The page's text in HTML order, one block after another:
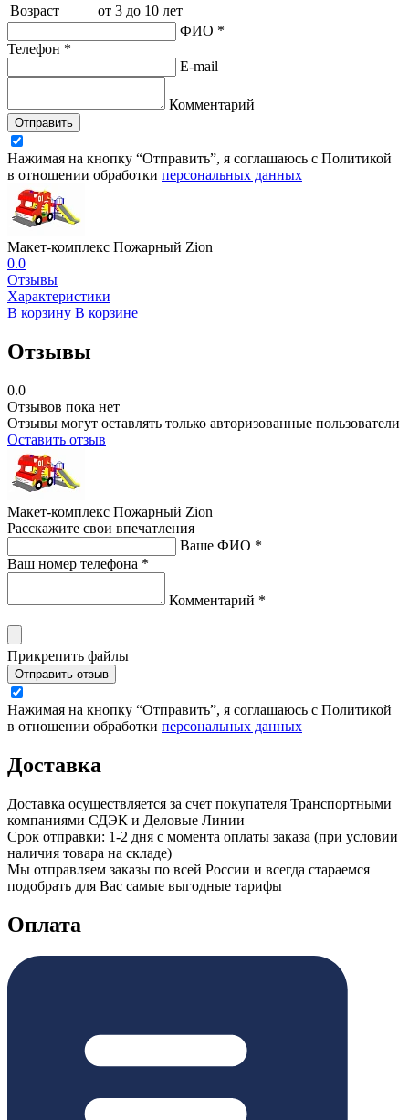
Возраст
от 3 до 10 лет
ФИО *
Телефон *
E-mail
Комментарий
Отправить
Нажимая на кнопку “Отправить”, я соглашаюсь с Политикой
в отношении обработки персональных данных
Макет-комплекс Пожарный Zion
0.0
Отзывы
Характеристики
В корзину В корзине
Отзывы
0.0
Отзывов пока нет
Отзывы могут оставлять только авторизованные пользователи
Оставить отзыв
Макет-комплекс Пожарный Zion
Расскажите свои впечатления
Ваше ФИО *
Ваш номер телефона *
Комментарий *
Прикрепить файлы
Отправить отзыв
Нажимая на кнопку “Отправить”, я соглашаюсь с Политикой
в отношении обработки персональных данных
Доставка
Доставка осуществляется за счет покупателя Транспортными
компаниями СДЭК и Деловые Линии
Срок отправки: 1-2 дня с момента оплаты заказа (при условии
наличия товара на складе)
Мы отправляем заказы по всей России и всегда стараемся
подобрать для Вас самые выгодные тарифы
Оплата